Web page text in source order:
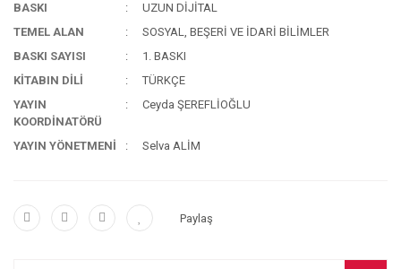
BASKI
UZUN DİJİTAL
TEMEL ALAN
SOSYAL, BEŞERİ VE İDARİ BİLİMLER
BASKI SAYISI
1. BASKI
KİTABIN DİLİ
TÜRKÇE
YAYIN
KOORDİNATÖRÜ
Ceyda ŞEREFLİOĞLU
YAYIN YÖNETMENİ Selva ALİM
Paylaş